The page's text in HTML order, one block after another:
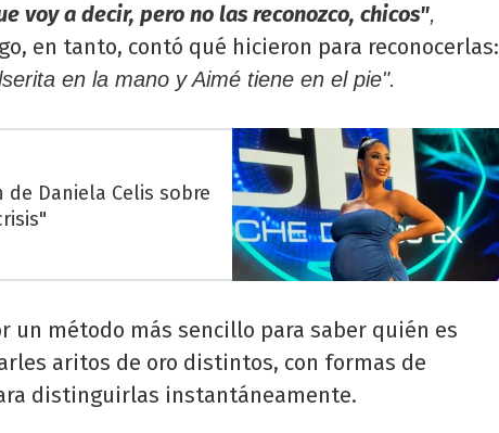
voy a decir, pero no las reconozco, chicos",
en tanto, contó qué hicieron para reconocerlas:
en la mano y Aimé tiene en el pie".
de Daniela Celis sobre
un método más sencillo para saber quién es
aritos de oro distintos, con formas de
distinguirlas instantáneamente.